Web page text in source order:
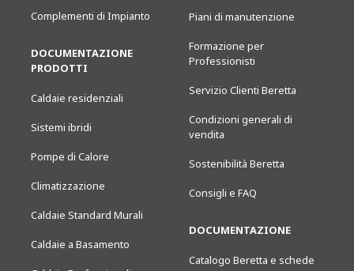
Complementi di Impianto
DOCUMENTAZIONE
PRODOTTI
Caldaie residenziali
Sistemi ibridi
Pompe di Calore
Climatizzazione
Caldaie Standard Murali
Caldaie a Basamento
Piani di manutenzione
Formazione per
Professionisti
Servizio Clienti Beretta
Condizioni generali di
vendita
Sostenibilità Beretta
Consigli e FAQ
DOCUMENTAZIONE
Catalogo Beretta e schede